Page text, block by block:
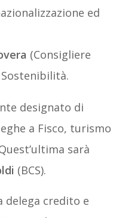
ed
(Consigliere
Sostenibilità.
designato di
a Fisco, turismo
sarà
(BCS).
delega credito e